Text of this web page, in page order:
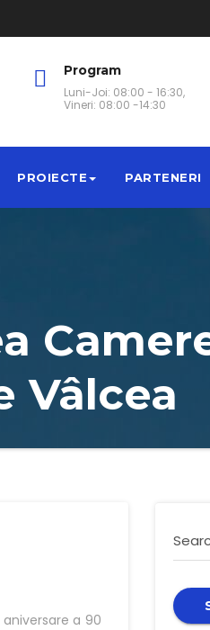
Program
Luni-Joi: 08:00 - 16:30,
Vineri: 08:00 -14:30
PROIECTE PARTENERI
Vâlcea
a 90